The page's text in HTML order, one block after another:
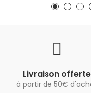
Livraison offerte
à partir de 50€